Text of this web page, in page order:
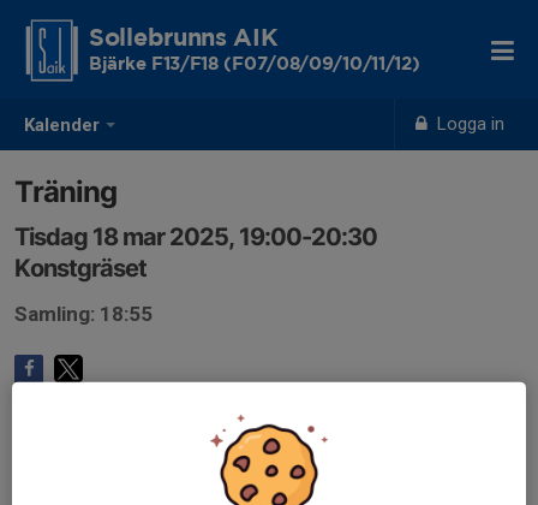
Kalender Logga in
Sollebrunns AIK
Bjärke F13/F18 (F07/08/09/10/11/12)
Träning
Tisdag 18 mar 2025, 19:00-20:30
Konstgräset
Samling: 18:55